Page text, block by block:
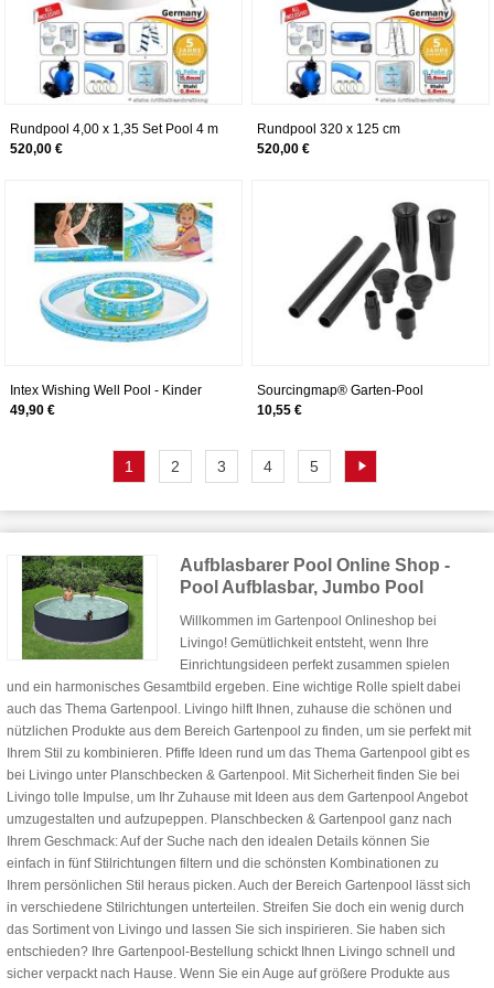
Rundpool 4,00 x 1,35 Set Pool 4 m
Swimmingpool Stahlwandbecken
Aufstellbecken Gartenpool
Einbaupool Aufstellpool 400 cm
Sets
520,00 €
Rundpool 320 x 125 cm
Komplettset Anthrazit
Schwimmbecken Aufstellpool
520,00 €
Intex Wishing Well Pool - Kinder
Aufstellpool - Planschbecken
49,90 €
Sourcingmap® Garten-Pool
Aquarium Kunststoff 4 Formen
10,55 €
1 2 3 4 5
Aufblasbarer Pool Online Shop -
Pool Aufblasbar, Jumbo Pool
Willkommen im Gartenpool Onlineshop bei
Livingo! Gemütlichkeit entsteht, wenn Ihre
Einrichtungsideen perfekt zusammen spielen
und ein harmonisches Gesamtbild ergeben. Eine wichtige Rolle spielt dabei
auch das Thema Gartenpool. Livingo hilft Ihnen, zuhause die schönen und
nützlichen Produkte aus dem Bereich Gartenpool zu finden, um sie perfekt mit
Ihrem Stil zu kombinieren. Pfiffe Ideen rund um das Thema Gartenpool gibt es
bei Livingo unter Planschbecken & Gartenpool. Mit Sicherheit finden Sie bei
Livingo tolle Impulse, um Ihr Zuhause mit Ideen aus dem Gartenpool Angebot
umzugestalten und aufzupeppen. Planschbecken & Gartenpool ganz nach
Ihrem Geschmack: Auf der Suche nach den idealen Details können Sie
einfach in fünf Stilrichtungen filtern und die schönsten Kombinationen zu
Ihrem persönlichen Stil heraus picken. Auch der Bereich Gartenpool lässt sich
in verschiedene Stilrichtungen unterteilen. Streifen Sie doch ein wenig durch
das Sortiment von Livingo und lassen Sie sich inspirieren. Sie haben sich
entschieden? Ihre Gartenpool-Bestellung schickt Ihnen Livingo schnell und
sicher verpackt nach Hause. Wenn Sie ein Auge auf größere Produkte aus